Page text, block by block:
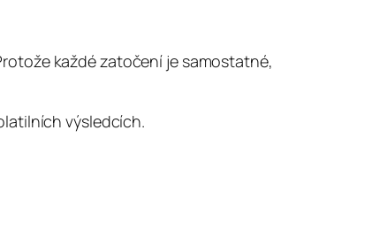
každé zatočení je samostatné,
výsledcích.